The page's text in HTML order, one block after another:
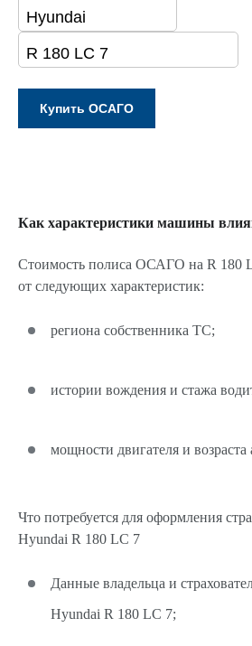
Как характеристики машины
Стоимость полиса ОСАГО на R 180
от следующих характеристик:
региона собственника ТС;
истории вождения и стажа
мощности двигателя и возраста
Что потребуется для оформления
Hyundai R 180 LC 7
Данные владельца и
Hyundai R 180 LC 7;